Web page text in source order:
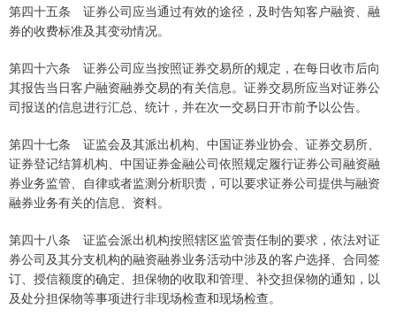
第四十五条 证券公司应当通过有效的途径，及时告知客户融资、融
券的收费标准及其变动情况。
第四十六条 证券公司应当按照证券交易所的规定，在每日收市后向
其报告当日客户融资融券交易的有关信息。证券交易所应当对证券公
司报送的信息进行汇总、统计，并在次一交易日开市前予以公告。
第四十七条 证监会及其派出机构、中国证券业协会、证券交易所、
证券登记结算机构、中国证券金融公司依照规定履行证券公司融资融
券业务监管、自律或者监测分析职责，可以要求证券公司提供与融资
融券业务有关的信息、资料。
第四十八条 证监会派出机构按照辖区监管责任制的要求，依法对证
券公司及其分支机构的融资融券业务活动中涉及的客户选择、合同签
订、授信额度的确定、担保物的收取和管理、补交担保物的通知，以
及处分担保物等事项进行非现场检查和现场检查。